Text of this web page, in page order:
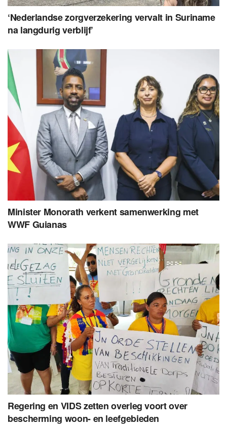
‘Nederlandse zorgverzekering vervalt in Suriname
na langdurig verblijf’
Minister Monorath verkent samenwerking met
WWF Guianas
Regering en VIDS zetten overleg voort over
bescherming woon- en leefgebieden